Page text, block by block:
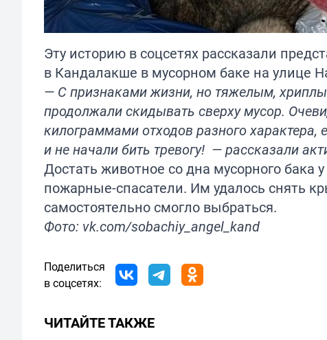
Эту историю в соцсетях рассказали
в Кандалакше в мусорном баке на улице
— С признаками жизни, но тяжелым,
продолжали скидывать сверху мусор.
килограммами отходов разного
и не начали бить тревогу! — рассказали
Достать животное со дна мусорного бака
пожарные-спасатели. Им удалось снять
самостоятельно смогло выбраться.
Фото: vk.com/sobachiy_angel_kand
Поделиться
в соцсетях:
ЧИТАЙТЕ ТАКЖЕ